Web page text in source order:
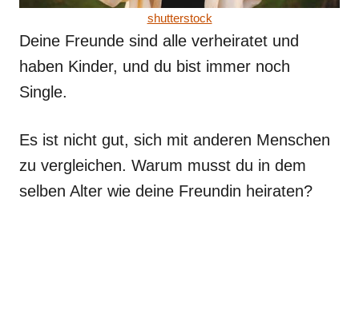
shutterstock
Deine Freunde sind alle verheiratet und
haben Kinder, und du bist immer noch
Single.
Es ist nicht gut, sich mit anderen Menschen
zu vergleichen. Warum musst du in dem
selben Alter wie deine Freundin heiraten?